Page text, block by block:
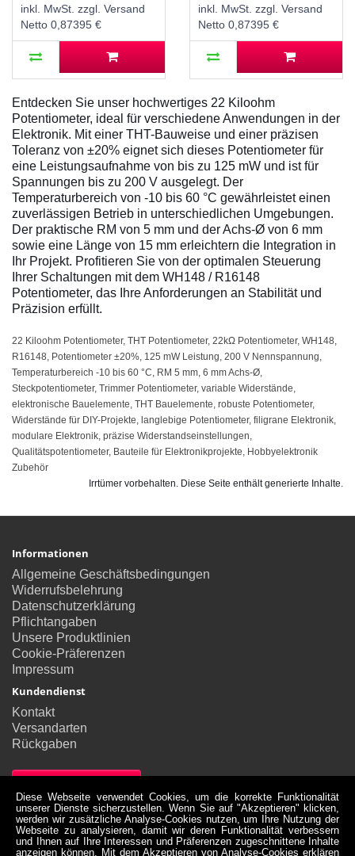
inkl. MwSt. zzgl. Versand
Netto 0,87395 €
inkl. MwSt. zzgl. Versand
Netto 0,87395 €
Entdecken Sie unser hochwertiges 22 Kiloohm
Potentiometer, ideal für verschiedene Anwendungen in der
Elektronik. Mit einer THT-Bauweise und einer präzisen
Toleranz von ±20% eignet sich dieses Potentiometer für
eine Leistungsaufnahme von bis zu 125 mW und ist für
Spannungen bis zu 200 V ausgelegt. Der
Temperaturbereich von -10 bis 60 °C gewährleistet einen
zuverlässigen Betrieb in unterschiedlichen Umgebungen.
Der praktische RM von 5 mm und der Achs-Ø von 6 mm
sowie eine Länge von 15 mm erleichtern die Integration in
Ihr Projekt. Profitieren Sie von der optimalen Steuerung
Ihrer Schaltungen mit dem WH148 / R16148
Potentiometer, das Ihre Anforderungen an Stabilität und
Präzision erfüllt.
22 Kiloohm Potentiometer, THT Potentiometer, 22kΩ Potentiometer, WH148,
R16148, Potentiometer ±20%, 125 mW Leistung, 200 V Nennspannung,
Temperaturbereich -10 bis 60 °C, RM 5 mm, 6 mm Achs-Ø,
Steckpotentiometer, Trimmer Potentiometer, variable Widerstände,
elektronische Bauelemente, THT Bauelemente, robuste Potentiometer,
Widerstände für DIY-Projekte, langlebige Potentiometer, filigrane Elektronik,
modulare Elektronik, präzise Widerstandseinstellungen,
Qualitätspotentiometer, Bauteile für Elektronikprojekte, Hobbyelektronik
Zubehör
Irrtümer vorbehalten. Diese Seite enthält generierte Inhalte.
Informationen
Allgemeine Geschäftsbedingungen
Widerrufsbelehrung
Datenschutzerklärung
Pflichtangaben
Unsere Produktlinien
Cookie-Präferenzen
Impressum
Kundendienst
Kontakt
Versandarten
Rückgaben
Konto
Konto
Bestellverlauf
Diese Webseite verwendet Cookies, um die korrekte Funktionalität
unserer Dienste sicherzustellen. Wenn Sie auf "Akzeptieren" klicken,
werden wir zusätzliche Analyse-Cookies nutzen, um Ihre Nutzung der
Webseite zu analysieren, damit wir deren Funktionalität verbessern
und Ihnen auf Ihre Interessen und Präferenzen zugeschnittene Inhalte
anzeigen können. Mit dem Akzeptieren von Analyse-Cookies erklären